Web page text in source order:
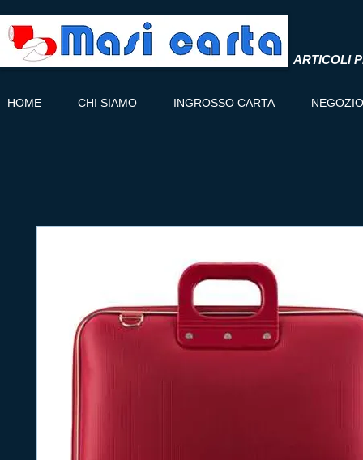
ARTICOLI
HOME CHI SIAMO INGROSSO CARTA NEGOZIO